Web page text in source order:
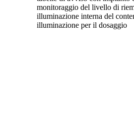
monitoraggio del livello di
illuminazione interna del
illuminazione per il dosaggio